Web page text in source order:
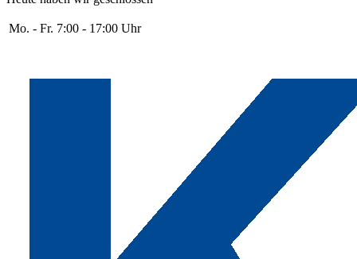
Mo. - Fr. 7:00 - 17:00 Uhr